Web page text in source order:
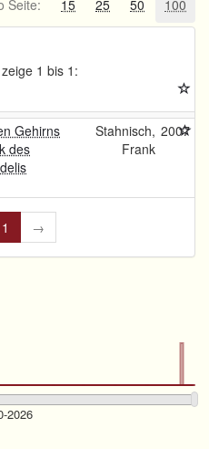
Seite:
15 25 50 100
1 bis 1:
Gehirns
des
Stahnisch,
Frank
2007
1 →